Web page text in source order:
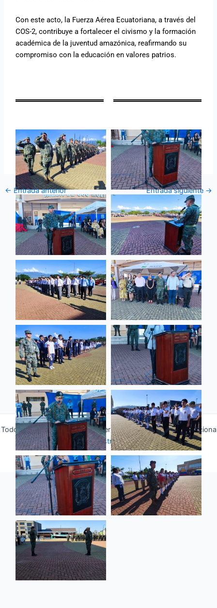
Con este acto, la Fuerza Aérea Ecuatoriana, a través del
COS-2, contribuye a fortalecer el civismo y la formación
académica de la juventud amazónica, reafirmando su
compromiso con la educación en valores patrios.
← Entrada anterior Entrada siguiente →
Todos los derechos © 2026 Fuerza Aérea Ecuatoriana | Funciona
gracias aTema Astra para WordPress